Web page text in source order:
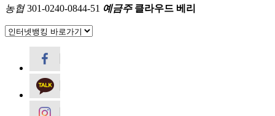
농협301-0240-0844-51 예금주클라우드 베리